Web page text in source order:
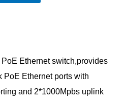
Ethernet switch,provides
PoE Ethernet ports with
and 2*1000Mpbs uplink